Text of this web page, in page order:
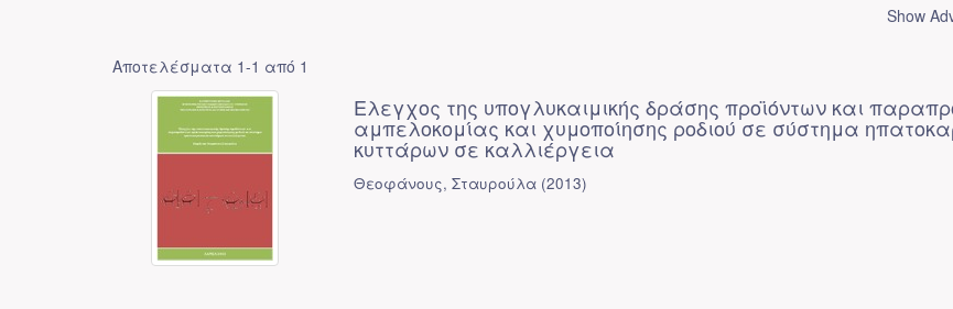
Show
Αποτελέσματα 1-1 από 1
Ελεγχος της υπογλυκαιμικής δράσης προϊόντων και
αμπελοκομίας και χυμοποίησης ροδιού σε σύστημα
κυττάρων σε καλλιέργεια
Θεοφάνους, Σταυρούλα (2013)